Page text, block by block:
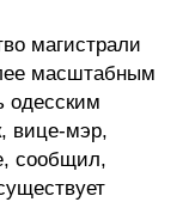
магистрали
масштабным
одесским
вице-мэр,
сообщил,